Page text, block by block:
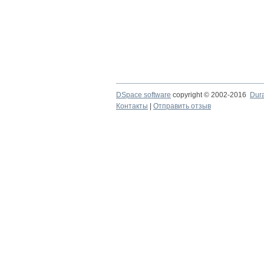
DSpace software copyright © 2002-2016
Контакты
Отправить отзыв